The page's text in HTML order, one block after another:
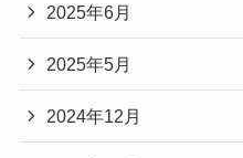
2025年6月
2025年5月
2024年12月